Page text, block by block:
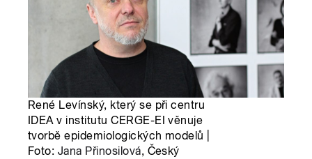
René Levínský, který se při centru
IDEA v institutu CERGE-EI věnuje
tvorbě epidemiologických modelů |
Foto: Jana Přinosilová, Český